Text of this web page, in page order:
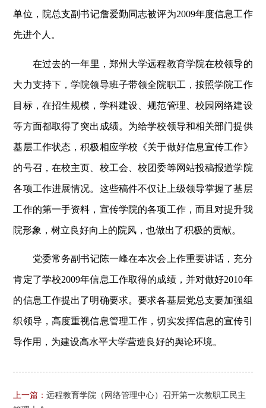
单位，院总支副书记詹爱勤同志被评为2009年度信息工作
先进个人。
在过去的一年里，郑州大学远程教育学院在校领导的
大力支持下，学院领导班子带领全院职工，按照学院工作
目标，在招生规模，学科建设、规范管理、校园网络建设
等方面都取得了突出成绩。为给学校领导和相关部门提供
基层工作状态，积极相应学校《关于做好信息宣传工作》
的号召，在校主页、校工会、校团委等网站投稿报道学院
各项工作进展情况。这些稿件不仅让上级领导掌握了基层
工作的第一手资料，宣传学院的各项工作，而且对提升我
院形象，树立良好向上的院风，也做出了积极的贡献。
党委常务副书记陈一峰在本次会上作重要讲话，充分
肯定了学校2009年信息工作取得的成绩，并对做好2010年
的信息工作提出了明确要求。要求各基层党总支要加强组
织领导，高度重视信息管理工作，切实发挥信息的宣传引
导作用，为建设高水平大学营造良好的舆论环境。
上一篇：远程教育学院（网络管理中心）召开第一次教职工民主